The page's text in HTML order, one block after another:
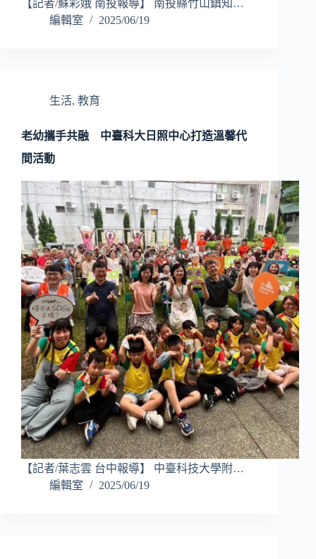
【記者/蘇彩娥 南投報導】 南投縣竹山鎮知…
編輯室
2025/06/19
生活, 教育
老幼攜手共融 中臺科大日照中心打造溫馨代
間活動
【記者/葉志雲 台中報導】 中臺科技大學附…
編輯室
2025/06/19